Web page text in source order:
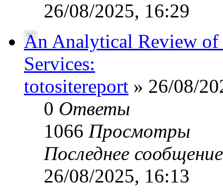
26/08/2025, 16:29
An Analytical Review
Services:
totositereport » 26/08/
0 Ответы
1066 Просмотры
Последнее
26/08/2025, 16:13